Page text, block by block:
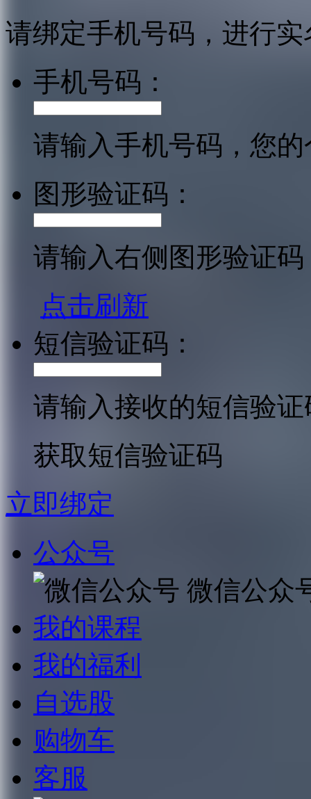
请绑定手机号码，进行
手机号码：
请输入手机号码，您
图形验证码：
请输入右侧图形验证码
点击刷新
短信验证码：
请输入接收的短信验证
获取短信验证码
立即绑定
公众号
微信公众
我的课程
我的福利
自选股
购物车
客服